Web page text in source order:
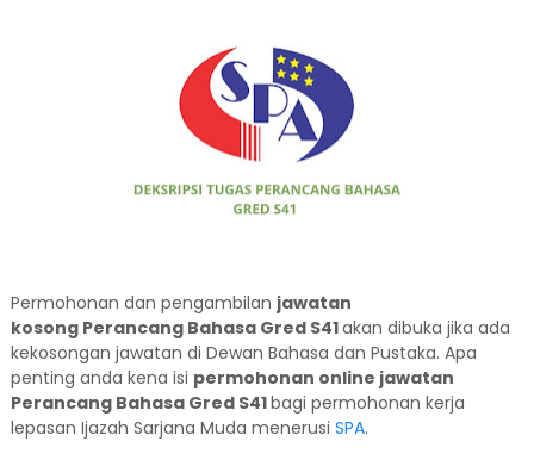
Permohonan dan pengambilan jawatan
kosong Perancang Bahasa Gred S41akan dibuka jika ada
kekosongan jawatan di Dewan Bahasa dan Pustaka. Apa
penting anda kena isi permohonan online jawatan
Perancang Bahasa Gred S41bagi permohonan kerja
lepasan Ijazah Sarjana Muda menerusi SPA.